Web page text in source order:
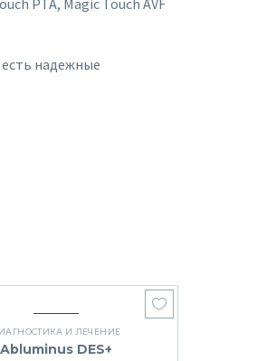
есть надежные
И ЛЕЧЕНИЕ
Abluminus DES+